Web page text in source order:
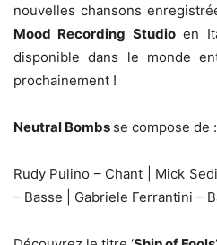
nouvelles chansons
Mood Recording Studioen
disponible dans le monde
prochainement !
Neutral Bombs se compose de :
Rudy Pulino – Chant | Mick
– Basse | Gabriele Ferrantini –